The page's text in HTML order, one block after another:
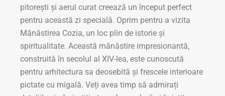
pitorești și aerul curat creează un început perfect
pentru această zi specială. Oprim pentru a vizita
Mănăstirea Cozia, un loc plin de istorie și
spiritualitate. Această mănăstire impresionantă,
construită în secolul al XIV-lea, este cunoscută
pentru arhitectura sa deosebită și frescele interioare
pictate cu migală. Veți avea timp să admirați